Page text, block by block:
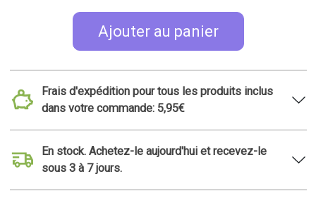
Ajouter au panier
Frais d'expédition pour tous les produits inclus
dans votre commande: 5,95€
En stock. Achetez-le aujourd'hui et recevez-le
sous 3 à 7 jours.